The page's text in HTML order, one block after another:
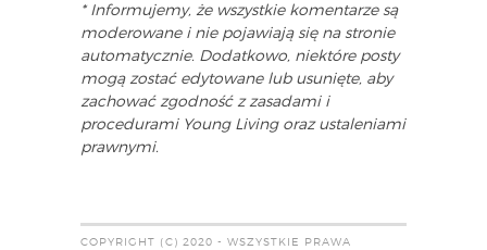
* Informujemy, że wszystkie komentarze są
moderowane i nie pojawiają się na stronie
automatycznie. Dodatkowo, niektóre posty
mogą zostać edytowane lub usunięte, aby
zachować zgodność z zasadami i
procedurami Young Living oraz ustaleniami
prawnymi.
COPYRIGHT (C) 2020 - WSZYSTKIE PRAWA